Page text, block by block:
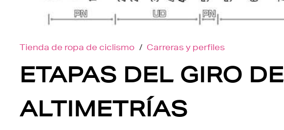
Tienda de ropa de ciclismo / Carreras y perfiles
ETAPAS DEL GIRO
ALTIMETRÍAS